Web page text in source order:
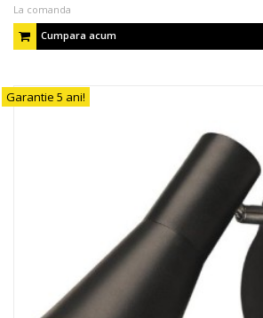
La comanda
Cumpara acum
Garantie 5 ani!